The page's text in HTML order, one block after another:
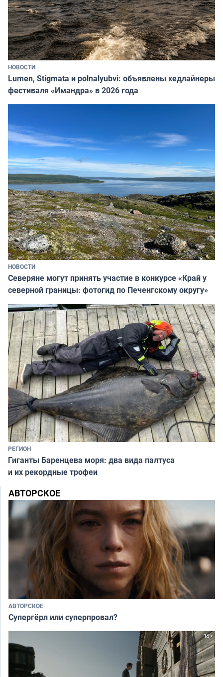
НОВОСТИ
Lumen, Stigmata и polnalyubvi: объявлены хедлайнеры
фестиваля «Имандра» в 2026 года
НОВОСТИ
Северяне могут принять участие в конкурсе «Край у
северной границы: фотогид по Печенгскому округу»
РЕГИОН
Гиганты Баренцева моря: два вида палтуса
и их рекордные трофеи
АВТОРСКОЕ
АВТОРСКОЕ
Супергёрл или суперпровал?